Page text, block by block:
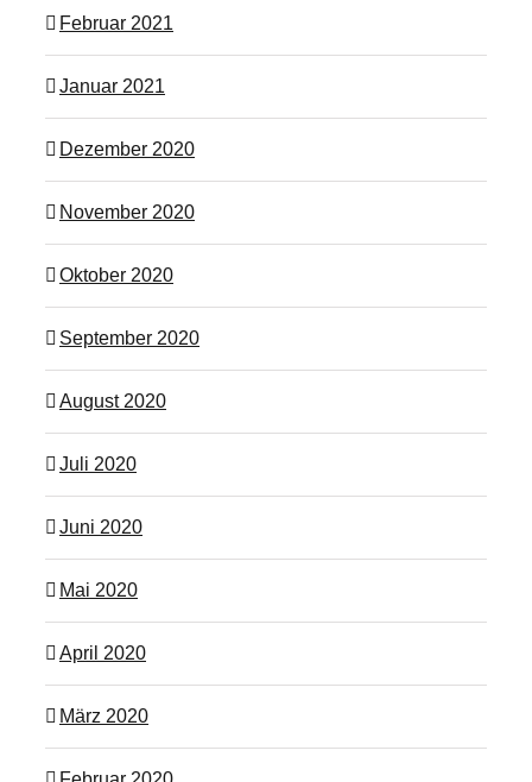
Februar 2021
Januar 2021
Dezember 2020
November 2020
Oktober 2020
September 2020
August 2020
Juli 2020
Juni 2020
Mai 2020
April 2020
März 2020